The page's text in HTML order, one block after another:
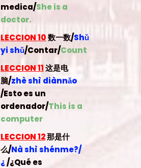
medica/She is a
doctor.
LECCION 10数一数/Shǔ
yi shǔ/Contar/Count
LECCION 11这是电
脑/zhè shì diànnǎo
/Esto es un
ordenador/This is a
computer
LECCION 12那是什
么/Nà shì shénme?/
¿/¿Qué es